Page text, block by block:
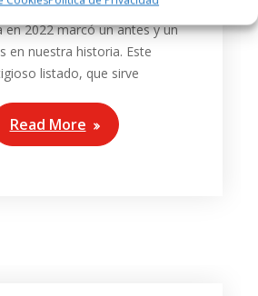
de Mallorca por
en 2022 marcó un antes y un
en nuestra historia. Este
listado, que sirve
Read More